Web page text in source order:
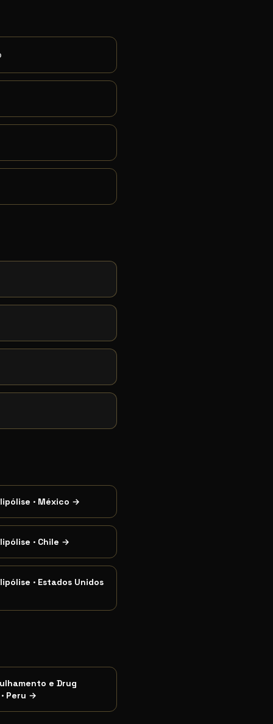
· México →
· Chile →
· Estados Unidos
e Drug
· Peru →